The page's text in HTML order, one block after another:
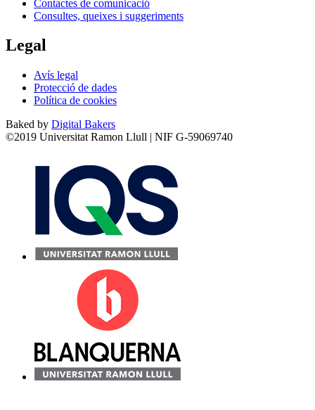
Contactes de comunicació
Consultes, queixes i suggeriments
Legal
Avís legal
Protecció de dades
Política de cookies
Baked by Digital Bakers
©2019 Universitat Ramon Llull | NIF G-59069740